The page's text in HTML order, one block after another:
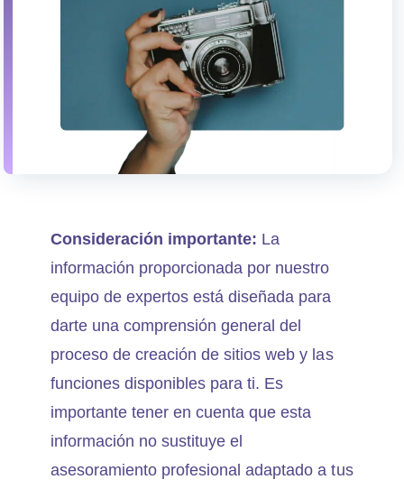
Consideración importante: La
información proporcionada por nuestro
equipo de expertos está diseñada para
darte una comprensión general del
proceso de creación de sitios web y las
funciones disponibles para ti. Es
importante tener en cuenta que esta
información no sustituye el
asesoramiento profesional adaptado a tus